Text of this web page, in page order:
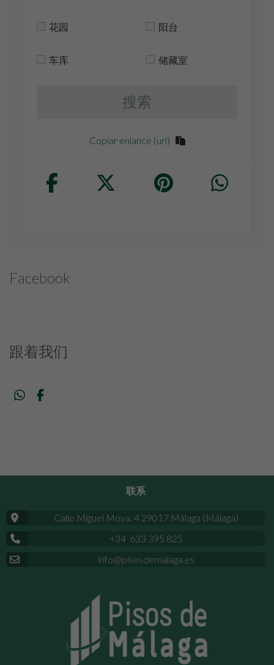
花园 阳台
车库 储藏室
搜索
Copiar enlance (url)
Facebook
跟着我们
联系
Calle Miguel Moya, 4 29017 Málaga (Málaga)
+34 633 395 825
info@pisosdemalaga.es